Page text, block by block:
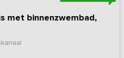
met binnenzwembad,